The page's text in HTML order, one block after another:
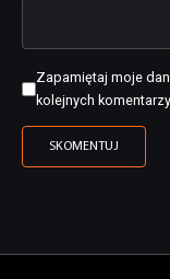
Zapamiętaj moje
kolejnych